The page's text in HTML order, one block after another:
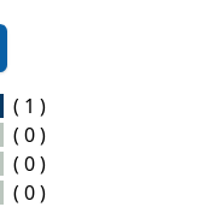
( 1 )
( 0 )
( 0 )
( 0 )